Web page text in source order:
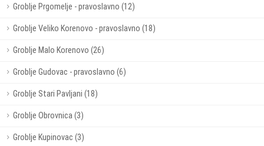
Groblje Prgomelje - pravoslavno (12)
Groblje Veliko Korenovo - pravoslavno (18)
Groblje Malo Korenovo (26)
Groblje Gudovac - pravoslavno (6)
Groblje Stari Pavljani (18)
Groblje Obrovnica (3)
Groblje Kupinovac (3)